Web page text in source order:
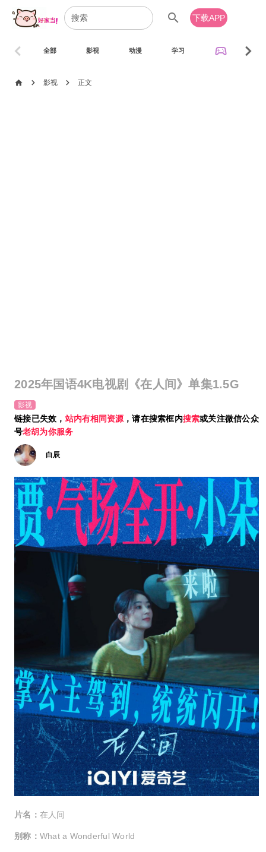
search 下载APP
全部 影视 动漫 学习 sports_esports
chevron_left chevron_right
home chevron_right 影视 chevron_right 正文
2025年国语4K电视剧《在人间》单集1.5G
影视
链接已失效， 站内有相同资源 ，请在搜索框内搜索或关注微信公众
号老胡为你服务
白辰
片名： 在人间
别称： What a Wonderful World